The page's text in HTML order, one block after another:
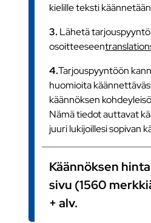
kielille teksti
3. Lähetä tarjouspyyntö
osoitteeseen
4.Tarjouspyyntöön
huomioita
käännöksen
Nämä tiedot auttavat
juuri lukijoillesi sopivan
Käännöksen
sivu (1560
+ alv.